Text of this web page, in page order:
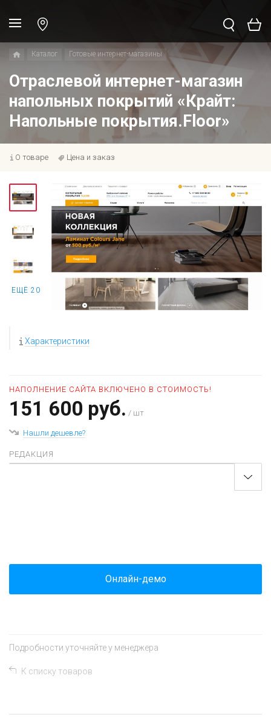
Каталог Готовые интернет-магазины
Отраслевой интернет-магазин
напольных покрытий «Крайт:
Напольные покрытия.Floor»
О товаре Цена и заказ
ЕЩЁ 20
Характеристики
НАПОЛНЕНИЕ САЙТА ВКЛЮЧЕНО В СТОИМОСТЬ!
151 600 руб. / шт
Нашли дешевле?
РЕДАКЦИЯ
Онлайн-демо
Подробности уточняйте у менеджера
К списку товаров